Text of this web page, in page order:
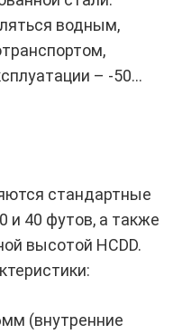
водным,
– -50…
стандартные
и 40 футов, а также
высотой HCDD.
(внутренние